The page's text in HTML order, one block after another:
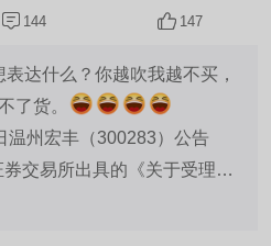
144 147
达什么？你越吹我越不买，
了货。
温州宏丰（300283）公告
交易所出具的《关于受理温
司向特定对象发行股票申请文